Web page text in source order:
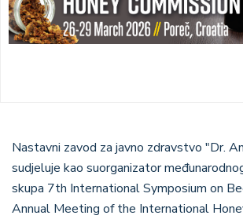
Nastavni zavod za javno zdravstvo "Dr.
sudjeluje kao suorganizator
skupa 7th International Symposium on
Annual Meeting of the International